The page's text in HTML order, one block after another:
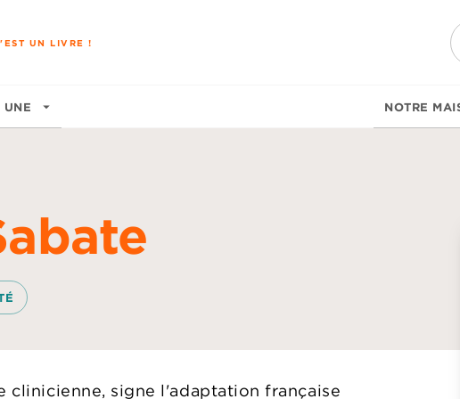
UN LIVRE !
arrow_drop_down NOTRE
clinicienne, signe l'adaptation française